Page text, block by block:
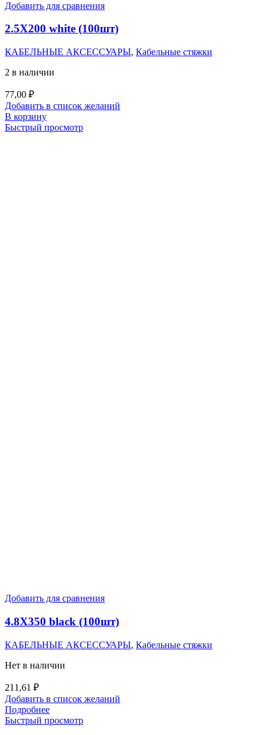
Добавить для сравнения
2.5X200 white (100шт)
КАБЕЛЬНЫЕ АКСЕССУАРЫ, Кабельные стяжки
2 в наличии
77,00 ₽
Добавить в список желаний
В корзину
Быстрый просмотр
Добавить для сравнения
4.8X350 black (100шт)
КАБЕЛЬНЫЕ АКСЕССУАРЫ, Кабельные стяжки
Нет в наличии
211,61 ₽
Добавить в список желаний
Подробнее
Быстрый просмотр